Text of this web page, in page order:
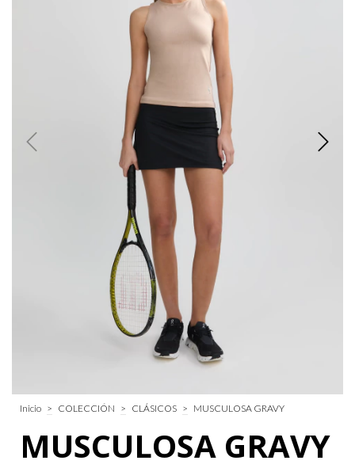
Inicio > COLECCIÓN > CLÁSICOS > MUSCULOSA GRAVY
MUSCULOSA GRAVY